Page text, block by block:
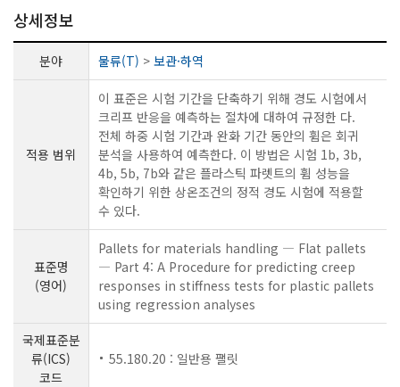
상세정보
분야 물류(T) > 보관·하역
적용 범위
이 표준은 시험 기간을 단축하기 위해 경도 시험에서
크리프 반응을 예측하는 절차에 대하여 규정한 다.
전체 하중 시험 기간과 완화 기간 동안의 휨은 회귀
분석을 사용하여 예측한다. 이 방법은 시험 1b, 3b,
4b, 5b, 7b와 같은 플라스틱 파렛트의 휨 성능을
확인하기 위한 상온조건의 정적 경도 시험에 적용할
수 있다.
표준명
(영어)
Pallets for materials handling ― Flat pallets
― Part 4: A Procedure for predicting creep
responses in stiffness tests for plastic pallets
using regression analyses
국제표준분
류(ICS)
코드
55.180.20 : 일반용 팰릿